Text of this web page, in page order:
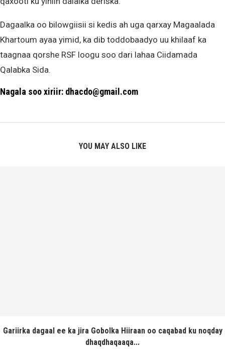
Dagaalka oo bilowgiisii si kedis ah uga qarxay Magaalada
Khartoum ayaa yimid, ka dib toddobaadyo uu khilaaf ka
taagnaa qorshe RSF loogu soo dari lahaa Ciidamada
Qalabka Sida.
Nagala soo xiriir: dhacdo@gmail.com
YOU MAY ALSO LIKE
Gariirka dagaal ee ka jira Gobolka Hiiraan oo caqabad ku noqday
dhaqdhaqaaqa...